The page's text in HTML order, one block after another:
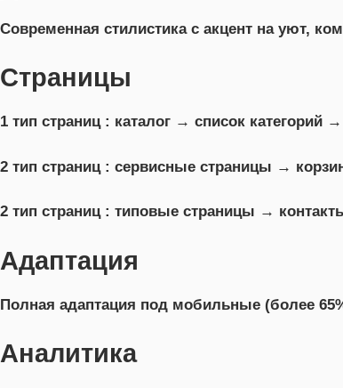
Современная стилистика с акцент на уют,
Страницы
1 тип страниц : каталог → список категорий
2 тип страниц : сервисные страницы →
2 тип страниц : типовые страницы →
Адаптация
Полная адаптация под мобильные (более
Аналитика